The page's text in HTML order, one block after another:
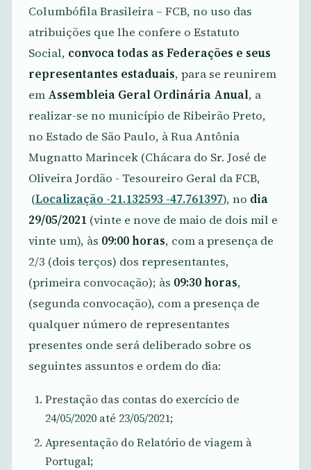
Columbófila Brasileira – FCB, no uso das
atribuições que lhe confere o Estatuto
Social, convoca todas as Federações e seus
representantes estaduais, para se reunirem
em Assembleia Geral Ordinária Anual, a
realizar-se no município de Ribeirão Preto,
no Estado de São Paulo, à Rua Antônia
Mugnatto Marincek (Chácara do Sr. José de
Oliveira Jordão - Tesoureiro Geral da FCB,
(Localização -21.132593 -47.761397), no dia
29/05/2021 (vinte e nove de maio de dois mil e
vinte um), às 09:00 horas, com a presença de
2/3 (dois terços) dos representantes,
(primeira convocação); às 09:30 horas,
(segunda convocação), com a presença de
qualquer número de representantes
presentes onde será deliberado sobre os
seguintes assuntos e ordem do dia:
Prestação das contas do exercício de
24/05/2020 até 23/05/2021;
Apresentação do Relatório de viagem à
Portugal;